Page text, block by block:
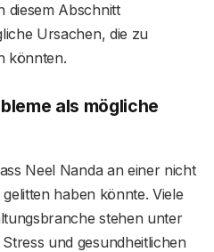
diesem Abschnitt
Ursachen, die zu
könnten.
als mögliche
Neel Nanda an einer nicht
haben könnte. Viele
stehen unter
und gesundheitlichen